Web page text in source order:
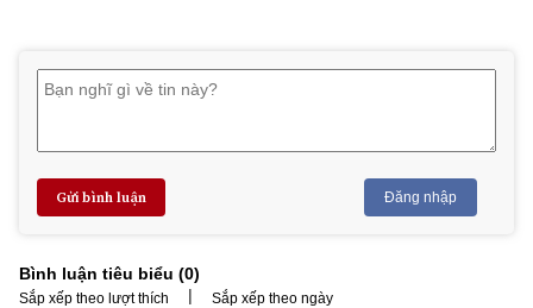
Gửi bình luận Đăng nhập
Bình luận tiêu biểu (0)
Sắp xếp theo lượt thích | Sắp xếp theo ngày